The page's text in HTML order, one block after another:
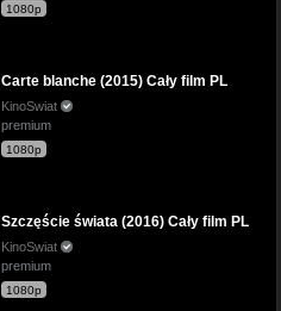
1080p
Carte blanche (2015) Cały film PL
KinoSwiat
premium
1080p
Szczęście świata (2016) Cały film PL
KinoSwiat
premium
1080p